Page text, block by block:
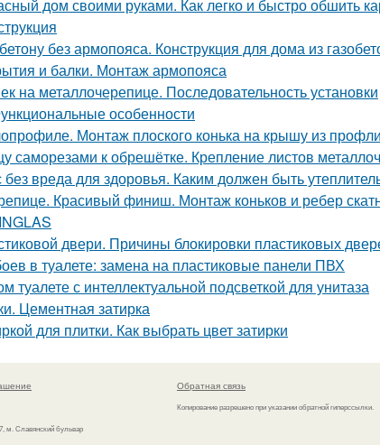
дом своими руками. Как легко и быстро обшить
без армопояса. Конструкция для дома из
и балки. Монтаж армопояса
на металлочерепице. Последовательность установки
особенности
Монтаж плоского конька на крышу из
саморезами к обрешётке. Крепление листов
без вреда для здоровья. Каким должен быть
Красивый финиш. Монтаж коньков и ребер
двери. Причины блокировки пластиковых
в туалете: замена на пластиковые панели ПВХ
туалете с интеллектуальной подсветкой для унитаза
Цементная затирка
для плитки. Как выбрать цвет затирки
м. Славянский бульвар
Обратная связь
Копирование разрешено при указании обратной гиперссылки.